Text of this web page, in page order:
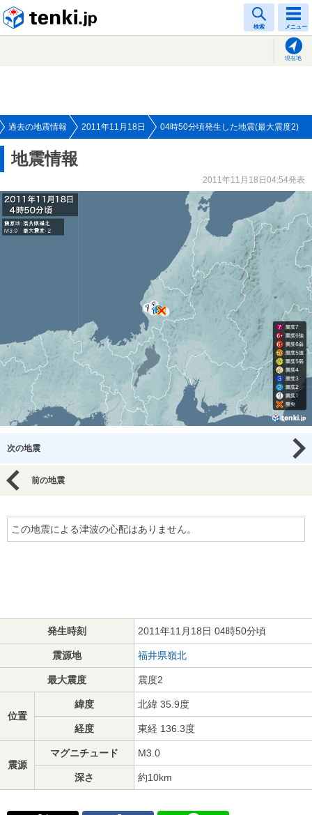
検索 メニュー
現在地
過去の地震情報 2011年11月18日 04時50分頃発生した地震(最大震度2)
地震情報
2011年11月18日04:54発表
次の地震
前の地震
この地震による津波の心配はありません。
発生時刻 2011年11月18日 04時50分頃
震源地 福井県嶺北
最大震度 震度2
位置
緯度 北緯 35.9度
経度 東経 136.3度
震源
マグニチュード M3.0
深さ 約10km